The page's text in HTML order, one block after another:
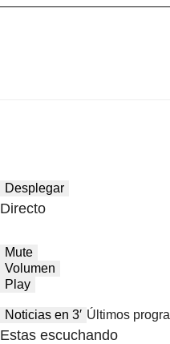
Desplegar
Directo
Mute
Volumen
Play
Noticias en 3′ Últimos
Estas escuchando